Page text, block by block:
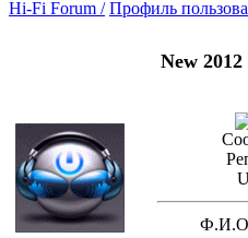
Hi-Fi Forum / Профиль
New 2012